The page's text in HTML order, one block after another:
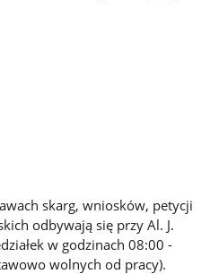
skarg, wniosków, petycji
odbywają się przy Al. J.
w godzinach 08:00 -
wolnych od pracy).